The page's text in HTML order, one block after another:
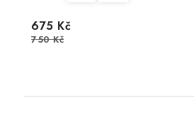
675 Kč
750 Kč